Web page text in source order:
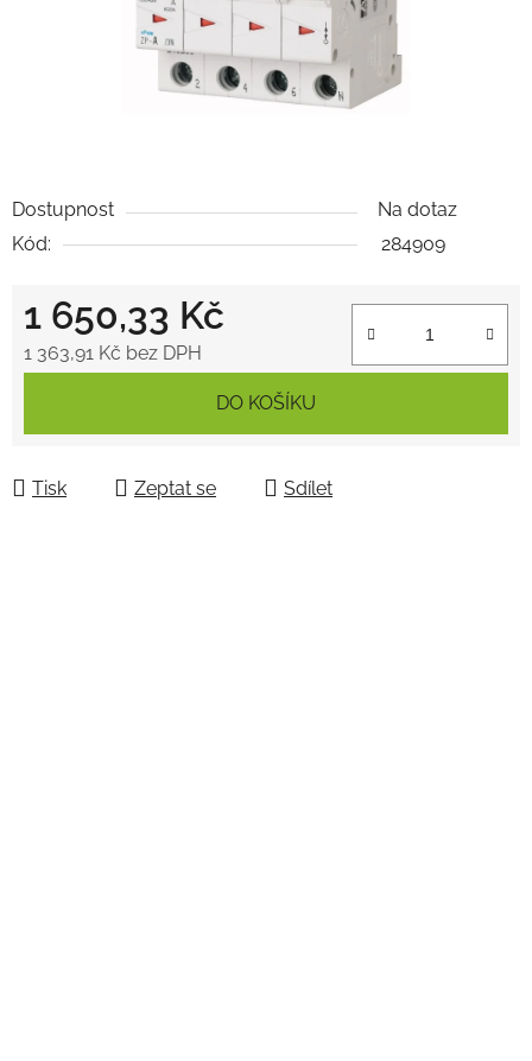
Dostupnost
Na dotaz
Kód:
284909
1 650,33 Kč
1 363,91 Kč bez DPH
DO KOŠÍKU
Tisk Zeptat se Sdílet